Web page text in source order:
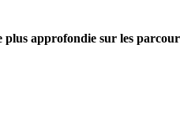
plus approfondie sur les